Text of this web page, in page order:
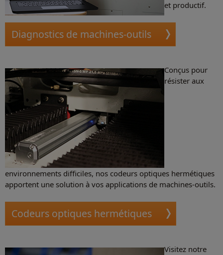
et productif.
Diagnostics de machines-outils
Conçus pour
résister aux
environnements difficiles, nos codeurs optiques hermétiques
apportent une solution à vos applications de machines-outils.
Codeurs optiques hermétiques
Visitez notre